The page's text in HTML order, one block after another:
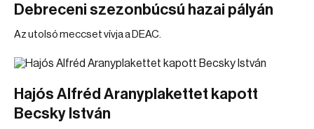
Debreceni szezonbúcsú hazai pályán
Az utolsó meccset vívja a DEAC.
Hajós Alfréd Aranyplakettet kapott
Becsky István